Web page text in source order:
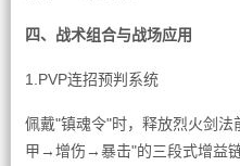
四、战术组合与战场应用
1.PVP连招预判系统
佩戴"镇魂令"时，释放烈火剑
甲→增伤→暴击"的三段式增益